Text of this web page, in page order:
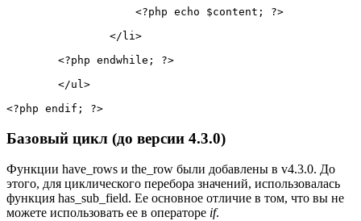
<?php echo $content ;
?>
</ li>
<?php endwhile ;
?>
</ul>
<?php endif ; ?>
Базовый цикл (до версии 4.3.0)
Функции have_rows и the_row были добавлены в v4.3.0. До
этого, для циклического перебора значений, использовалась
функция has_sub_field. Ее основное отличие в том, что вы не
можете использовать ее в операторе if.